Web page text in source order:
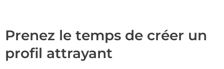
Prenez le temps de créer un
profil attrayant